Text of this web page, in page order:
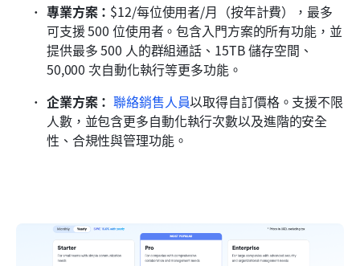
專業方案： $12/每位使用者/月（按年計費），最多
可支援 500 位使用者。包含入門方案的所有功能，並
提供最多 500 人的群組通話、15TB 儲存空間、
50,000 次自動化執行等更多功能。
企業方案： 聯絡銷售人員以取得自訂價格。支援不限
人數，並包含更多自動化執行次數以及進階的安全
性、合規性與管理功能。